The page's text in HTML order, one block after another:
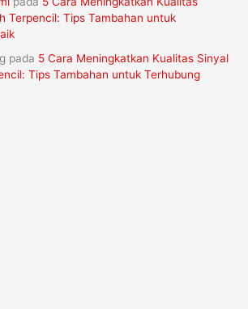
Terpencil: Tips Tambahan untuk
pada 5 Cara Meningkatkan Kualitas Sinyal
Tips Tambahan untuk Terhubung